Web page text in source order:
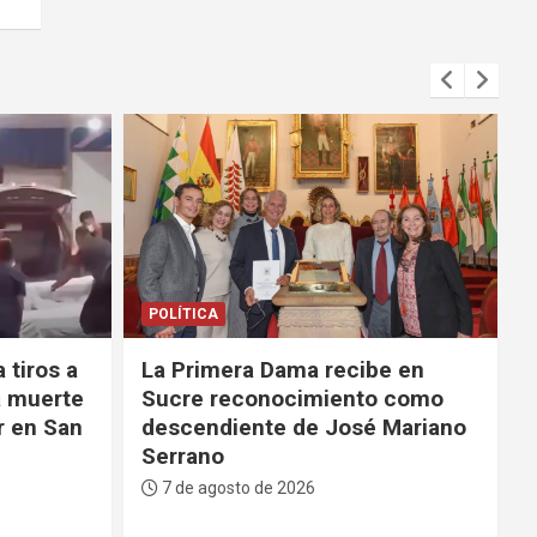
en
DEPORTES
La FBF da su respaldo a
Infantino tras su fallido
proyecto para privatizar el
Mundial
7 de agosto de 2026